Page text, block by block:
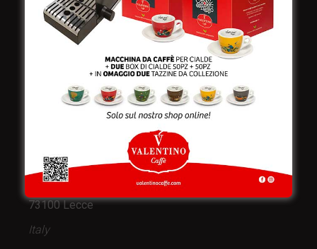
Valentino Caffè Spa
Viale Croazia 8 (Z.I.)
73100 Lecce
Italy